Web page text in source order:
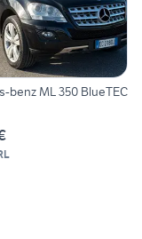
benz ML 350 BlueTEC